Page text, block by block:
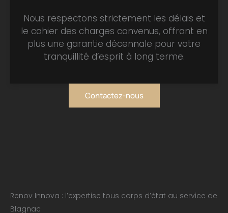
Nous respectons strictement les délais et
le cahier des charges convenus, offrant en
plus une garantie décennale pour votre
tranquillité d’esprit à long terme.
Contactez-nous
Renov Innova : l’expertise tous corps d’état au service de
Blagnac